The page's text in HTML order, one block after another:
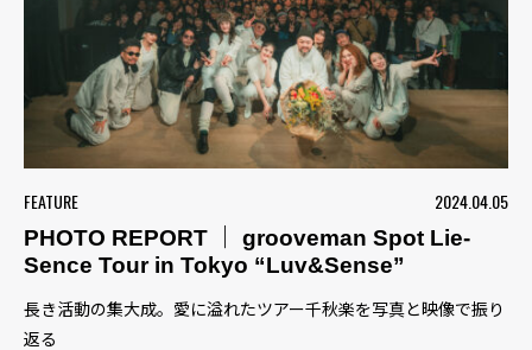
FEATURE
2024.04.05
PHOTO REPORT ｜ grooveman Spot Lie-
Sence Tour in Tokyo “Luv&Sense”
長き活動の集大成。愛に溢れたツアー千秋楽を写真と映像で振り
返る